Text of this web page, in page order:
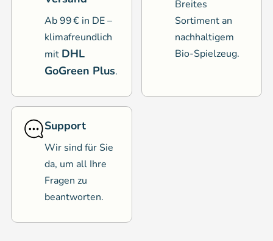
Ab 99 € in DE –
klimafreundlich
mit DHL
GoGreen Plus.
Breites
Sortiment an
nachhaltigem
Bio-Spielzeug.
Support
Wir sind für Sie
da, um all Ihre
Fragen zu
beantworten.